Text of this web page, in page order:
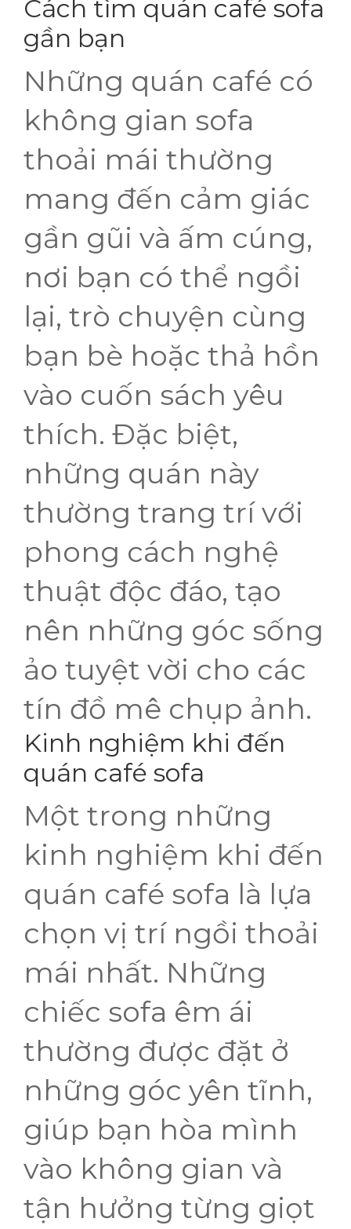
Cách tìm quán café sofa
gần bạn
Những quán café có
không gian sofa
thoải mái thường
mang đến cảm giác
gần gũi và ấm cúng,
nơi bạn có thể ngồi
lại, trò chuyện cùng
bạn bè hoặc thả hồn
vào cuốn sách yêu
thích. Đặc biệt,
những quán này
thường trang trí với
phong cách nghệ
thuật độc đáo, tạo
nên những góc sống
ảo tuyệt vời cho các
tín đồ mê chụp ảnh.
Kinh nghiệm khi đến
quán café sofa
Một trong những
kinh nghiệm khi đến
quán café sofa là lựa
chọn vị trí ngồi thoải
mái nhất. Những
chiếc sofa êm ái
thường được đặt ở
những góc yên tĩnh,
giúp bạn hòa mình
vào không gian và
tận hưởng từng giọt